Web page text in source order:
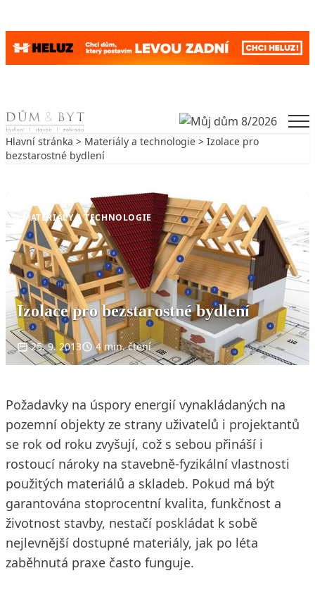
Skip to content
Hlavní stránka > Materiály a technologie > Izolace pro
bezstarostné bydlení
MATERIÁLY A TECHNOLOGIE
Izolace pro bezstarostné bydlení
25. 9. 2013 4 min. čtení
Požadavky na úspory energií vynakládaných na
pozemní objekty ze strany uživatelů i projektantů
se rok od roku zvyšují, což s sebou přináší i
rostoucí nároky na stavebně-fyzikální vlastnosti
použitých materiálů a skladeb. Pokud má být
garantována stoprocentní kvalita, funkčnost a
životnost stavby, nestačí poskládat k sobě
nejlevnější dostupné materiály, jak po léta
zaběhnutá praxe často funguje.